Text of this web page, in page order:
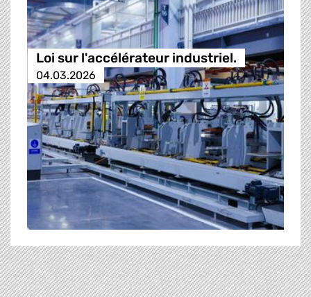
Loi sur l'accélérateur industriel.
04.03.2026